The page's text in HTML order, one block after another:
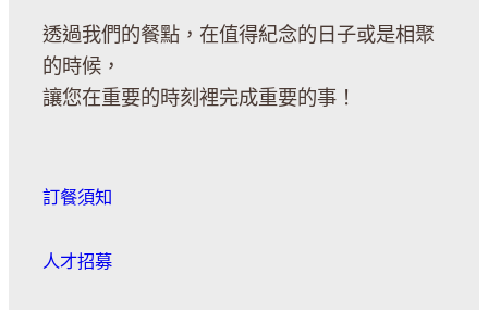
透過我們的餐點，在值得紀念的日子或是相聚
的時候，
讓您在重要的時刻裡完成重要的事！
訂餐須知
人才招募